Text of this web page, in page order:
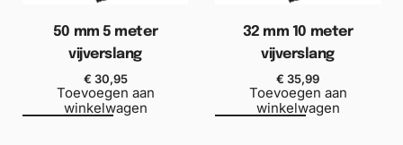
50 mm 5 meter
vijverslang
€ 30,95
Toevoegen aan
winkelwagen
32 mm 10 meter
vijverslang
€ 35,99
Toevoegen aan
winkelwagen